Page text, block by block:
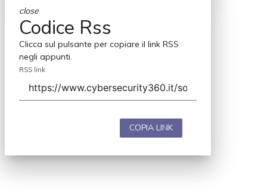
close
Codice Rss
Clicca sul pulsante per copiare il link RSS
negli appunti.
RSS link
COPIA LINK